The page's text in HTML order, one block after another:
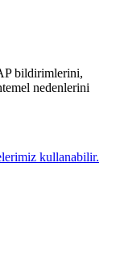
bildirimlerini,
nedenlerini
kullanabilir.